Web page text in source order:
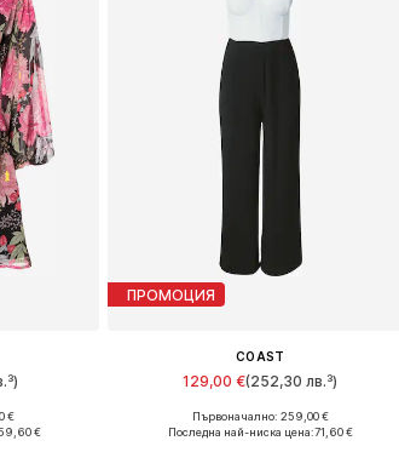
42, 44
€
€
ПРОМОЦИЯ
COAST
129,00 €(252,30 лв.³)
Налични размери: M, L, XL, XXL
Първоначално: 259,00 €
Последна най-ниска цена:71,60 €